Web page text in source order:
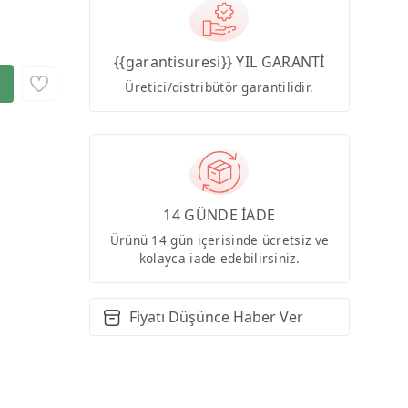
{{garantisuresi}} YIL GARANTİ
Üretici/distribütör garantilidir.
14 GÜNDE İADE
Ürünü 14 gün içerisinde ücretsiz ve
kolayca iade edebilirsiniz.
Fiyatı Düşünce Haber Ver